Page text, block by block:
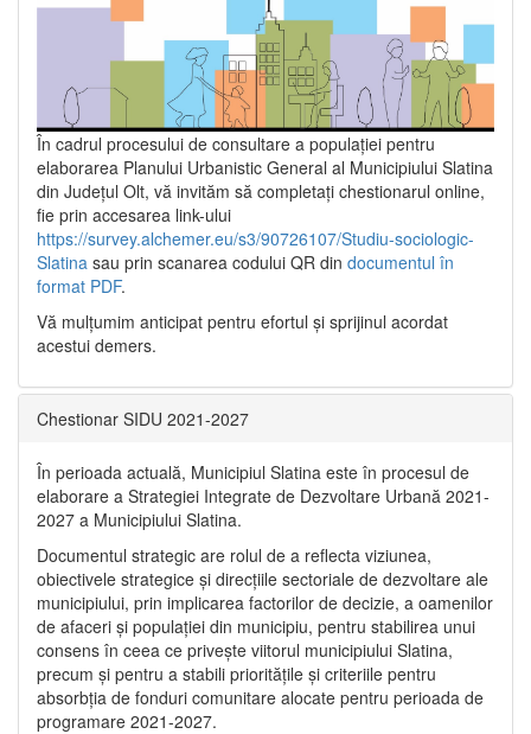
În cadrul procesului de consultare a populaţiei pentru
elaborarea Planului Urbanistic General al Municipiului Slatina
din Județul Olt, vă invităm să completați chestionarul online,
fie prin accesarea link-ului
https://survey.alchemer.eu/s3/90726107/Studiu-sociologic-
Slatina sau prin scanarea codului QR din documentul în
format PDF.
Vă mulţumim anticipat pentru efortul şi sprijinul acordat
acestui demers.
Chestionar SIDU 2021-2027
În perioada actuală, Municipiul Slatina este în procesul de
elaborare a Strategiei Integrate de Dezvoltare Urbană 2021‐
2027 a Municipiului Slatina.
Documentul strategic are rolul de a reflecta viziunea,
obiectivele strategice și direcțiile sectoriale de dezvoltare ale
municipiului, prin implicarea factorilor de decizie, a oamenilor
de afaceri și populației din municipiu, pentru stabilirea unui
consens în ceea ce privește viitorul municipiului Slatina,
precum și pentru a stabili prioritățile și criteriile pentru
absorbția de fonduri comunitare alocate pentru perioada de
programare 2021-2027.